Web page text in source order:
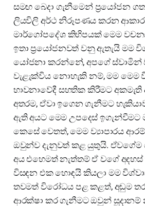
සමඟ බෙදා ගැනීමෙන් ප්‍රයෝජන
ලියවිලි අර්ථ නිරූපණය කරන
මාර්ගෝපදේශ කිහිපයක් මෙම
ඉතා ප්‍රයෝජනවත් වනු ඇතැයි මම
යෝජනා කරන්නේ, අපගේ ස්වාමින්
වැළැක්විය නොහැකි නම්, මම මෙම
භාවනාවේදී සහතික කිරීමට අකමැති
අතරම, ඒවා ඉගෙන ගැනීමට
ඇති අයට මෙම උපදෙස් ඉගැන්වීමට
කෙසේ වෙතත්, මෙම ව්‍යාපාරය
ඔවුන්ව දැනුවත් කළ යුතුයි. ඒවගේම
අය එහෙමත් නැත්තම් ඒ වගේ
විසඳන එක හොඳයි කියලා මම
තවමත් විරෝධය පළ කළත්, අඩුම
ආරක්ෂා කර ගැනීමට ඔවුන් සූදානම්